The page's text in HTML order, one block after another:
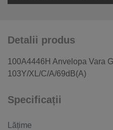
Detalii produs
100A4446H Anvelopa Vara
103Y/XL/C/A/69dB(A)
Specificații
Lățime